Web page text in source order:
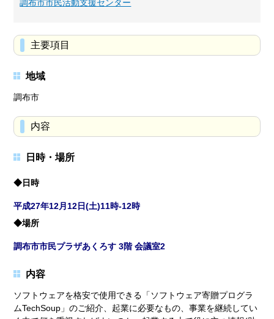
調布市市民活動支援センター
主要項目
地域
調布市
内容
日時・場所
◆日時
平成27年12⽉12⽇(⼟)11時-12時
◆場所
調布市市⺠プラザあくろす 3階 会議室2
内容
ソフトウェアを格安で使⽤できる「ソフトウェア寄贈プログラ
ムTechSoup」のご紹介、起業に必要なもの、事業を継続してい